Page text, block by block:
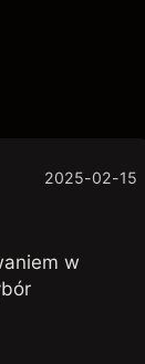
2025-02-15
w